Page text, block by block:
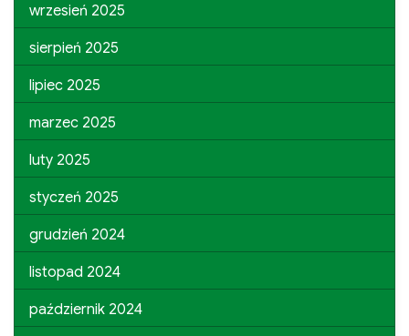
wrzesień 2025
sierpień 2025
lipiec 2025
marzec 2025
luty 2025
styczeń 2025
grudzień 2024
listopad 2024
październik 2024